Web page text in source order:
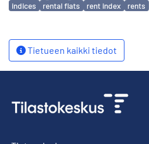
indices
rental flats rent index rents
Tietueen kaikki tiedot